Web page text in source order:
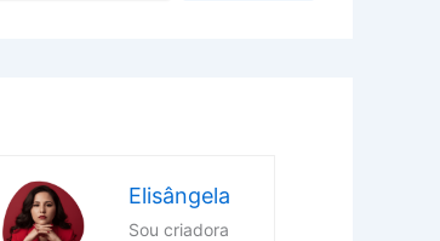
Elisângela
Sou criadora